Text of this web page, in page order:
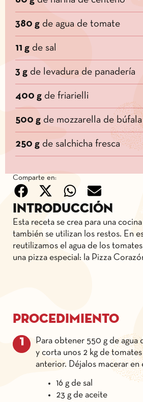
380 g de agua de tomate
11 g de sal
3 g de levadura de panadería
400 g de friarielli
500 g de mozzarella de búfala
250 g de salchicha fresca
Comparte en:
Introducción
Esta receta se crea para una
también se utilizan los restos. En
reutilizamos el agua de los
una pizza especial: la Pizza
Procedimiento
Para obtener 550 g de agua
y corta unos 2 kg de
anterior. Déjalos macerar
16 g de sal
23 g de aceite